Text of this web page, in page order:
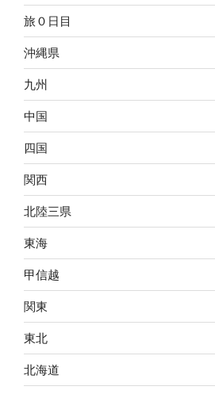
旅０日目
沖縄県
九州
中国
四国
関西
北陸三県
東海
甲信越
関東
東北
北海道